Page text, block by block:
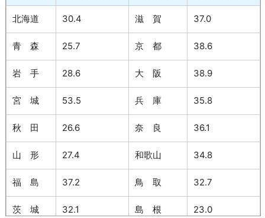
北海道 30.4 滋 賀 37.0
青 森 25.7 京 都 38.6
岩 手 28.6 大 阪 38.9
宮 城 53.5 兵 庫 35.8
秋 田 26.6 奈 良 36.1
山 形 27.4 和歌山 34.8
福 島 37.2 鳥 取 32.7
茨 城 32.1 島 根 23.0